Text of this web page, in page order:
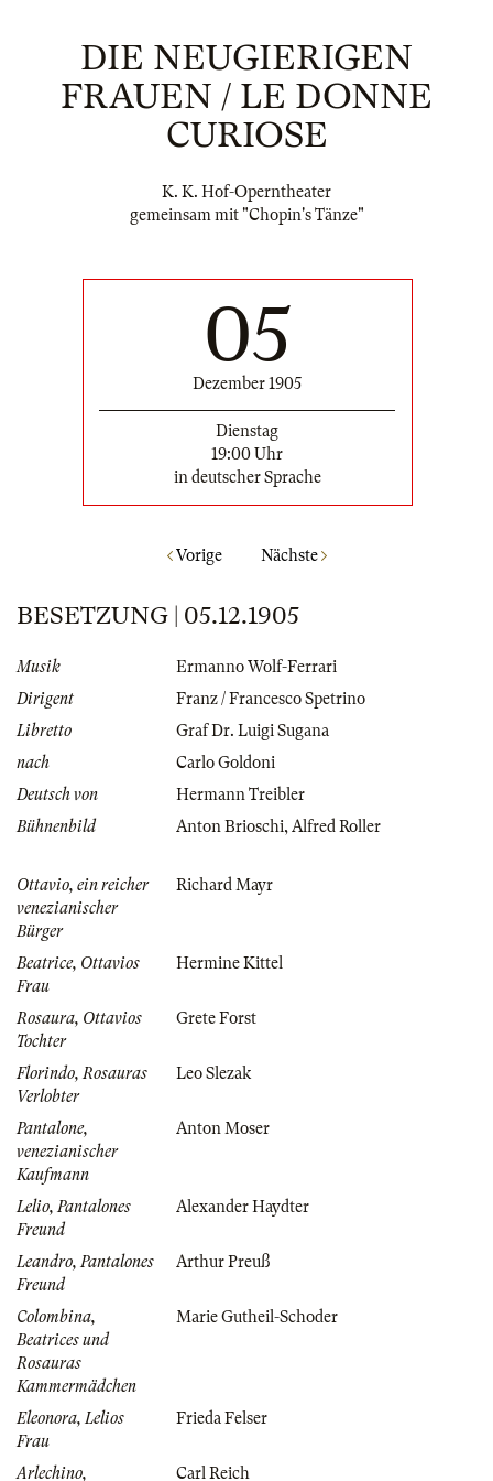
DIE NEUGIERIGEN
FRAUEN / LE DONNE
CURIOSE
K. K. Hof-Operntheater
gemeinsam mit "Chopin's Tänze"
05
Dezember 1905
Dienstag
19:00 Uhr
in deutscher Sprache
Vorige Nächste
BESETZUNG | 05.12.1905
Musik
Ermanno Wolf-Ferrari
Dirigent
Franz / Francesco Spetrino
Libretto
Graf Dr. Luigi Sugana
nach
Carlo Goldoni
Deutsch von
Hermann Treibler
Bühnenbild
Anton Brioschi,Alfred Roller
Ottavio, ein reicher
venezianischer
Bürger
Richard Mayr
Beatrice, Ottavios
Frau
Hermine Kittel
Rosaura, Ottavios
Tochter
Grete Forst
Florindo, Rosauras
Verlobter
Leo Slezak
Pantalone,
venezianischer
Kaufmann
Anton Moser
Lelio, Pantalones
Freund
Alexander Haydter
Leandro, Pantalones
Freund
Arthur Preuß
Colombina,
Beatrices und
Rosauras
Kammermädchen
Marie Gutheil-Schoder
Eleonora, Lelios
Frau
Frieda Felser
Arlechino, Carl Reich